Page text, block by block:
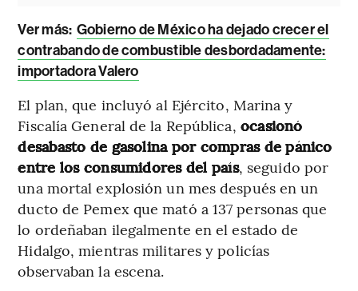
Ver más: Gobierno de México ha dejado crecer el
contrabando de combustible desbordadamente:
importadora Valero
El plan, que incluyó al Ejército, Marina y
Fiscalía General de la República, ocasionó
desabasto de gasolina por compras de pánico
entre los consumidores del país, seguido por
una mortal explosión un mes después en un
ducto de Pemex que mató a 137 personas que
lo ordeñaban ilegalmente en el estado de
Hidalgo, mientras militares y policías
observaban la escena.